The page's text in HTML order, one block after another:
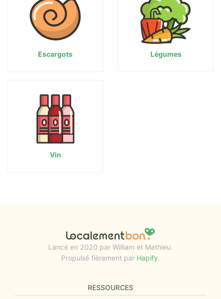
Escargots Légumes
Vin
Lancé en 2020 par William et Mathieu.
Propulsé fièrement par Hapify.
RESSOURCES